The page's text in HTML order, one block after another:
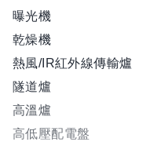
曝光機
乾燥機
熱風/IR紅外線傳輸爐
隧道爐
高溫爐
高低壓配電盤